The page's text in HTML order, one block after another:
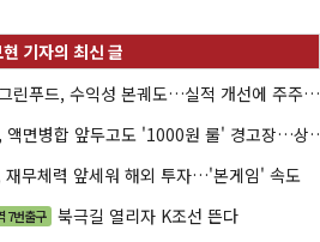
현대그린푸드, 수익성 본궤도…실적 개선에 주주환원까지
대교, 액면병합 앞두고
무체력 앞세워 해외 투자…'본게임' 속도
7번출구
북극길 열리자 K조선 뜬다